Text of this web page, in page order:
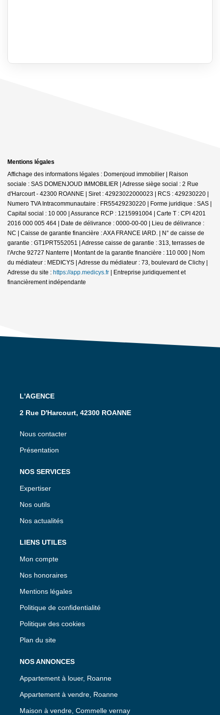
Mentions légales
Affichage des informations légales : Domenjoud immobilier | Raison
sociale : SAS DOMENJOUD IMMOBILIER | Adresse siège social : 2 Rue
d'Harcourt - 42300 ROANNE | Siret : 42923022000023 | RCS : 429230220 |
Numero TVA Intracommunautaire : FR55429230220 | Forme juridique : SAS |
Capital social : 10 000 | Assurance RCP : 1215991004 | Carte T : CPI 4201
2016 000 005 464 | Date de délivrance : 0000-00-00 | Lieu de délivrance :
NC | Caisse de garantie financière : AXA FRANCE IARD. | N° de caisse de
garantie : GT1PRT552051 | Adresse caisse de garantie : 313, terrasses de
l'Arche 92727 Nanterre | Montant de la garantie financière : 110 000 | Nom
du médiateur : MEDICYS | Adresse du médiateur : 73, boulevard de Clichy |
Adresse du site : https://app.medicys.fr | Entreprise juridiquement et
financièrement indépendante
L'AGENCE
2 Rue D'Harcourt, 42300 ROANNE
Nous contacter
Présentation
NOS SERVICES
Expertiser
Nos outils
Nos actualités
LIENS UTILES
Mon compte
Nos honoraires
Mentions légales
Politique de confidentialité
Politique des cookies
Plan du site
NOS ANNONCES
Appartement à louer, Roanne
Appartement à vendre, Roanne
Maison à vendre, Commelle vernay